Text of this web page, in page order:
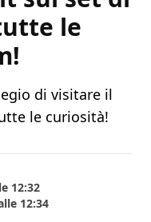
le
di visitare il
le curiosità!
12:32
12:34